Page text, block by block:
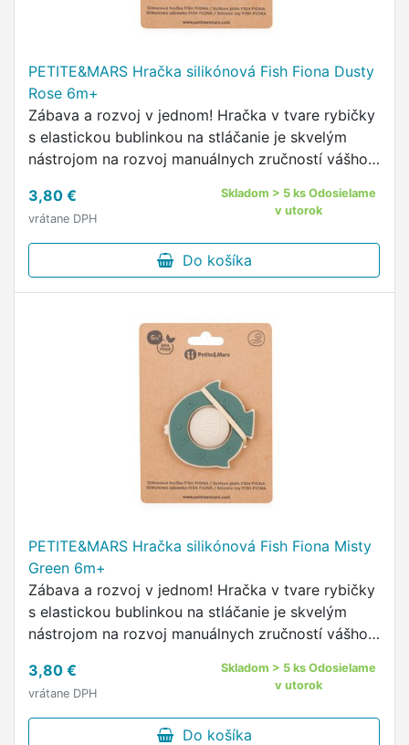
PETITE&MARS Hračka silikónová Fish Fiona Dusty
Rose 6m+
Zábava a rozvoj v jednom! Hračka v tvare rybičky
s elastickou bublinkou na stláčanie je skvelým
nástrojom na rozvoj manuálnych zručností vášho
3,80 €
vrátane DPH
Skladom > 5 ks Odosielame
v utorok
Do košíka
PETITE&MARS Hračka silikónová Fish Fiona Misty
Green 6m+
Zábava a rozvoj v jednom! Hračka v tvare rybičky
s elastickou bublinkou na stláčanie je skvelým
nástrojom na rozvoj manuálnych zručností vášho
3,80 €
vrátane DPH
Skladom > 5 ks Odosielame
v utorok
Do košíka